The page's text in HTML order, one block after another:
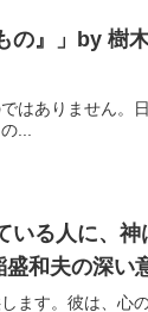
の』」by 樹
はありません。
...
いる人に、
和夫の深い
ます。彼は、心